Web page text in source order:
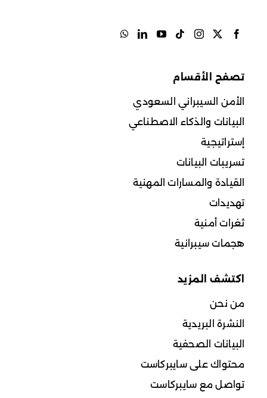
تصفح الأقسام
الأمن السيبراني السعودي
البيانات والذكاء الاصطناعي
إستراتيجية
تسريبات البيانات
القيادة والمسارات المهنية
تهديدات
ثغرات أمنية
هجمات سيبرانية
اكتشف المزيد
من نحن
النشرة البريدية
البيانات الصحفية
محتواك على سايبركاست
تواصل مع سايبركاست